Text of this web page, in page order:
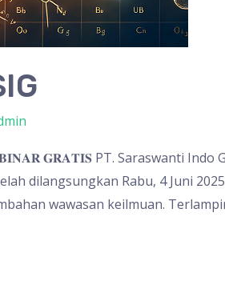
𝐆𝐑𝐀𝐓𝐈𝐒 PT. Saraswanti Indo
telah dilangsungkan Rabu, 4 Juni
wawasan keilmuan.